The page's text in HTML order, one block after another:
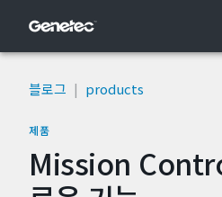
블로그 | products
제품
Mission